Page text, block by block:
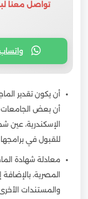
تواصل معنا
أن يكون تقدير
أن بعض الجامعات
الإسكندرية، عين
للقبول في برامجها.
معادلة شهادة
المصرية،
والمستندات